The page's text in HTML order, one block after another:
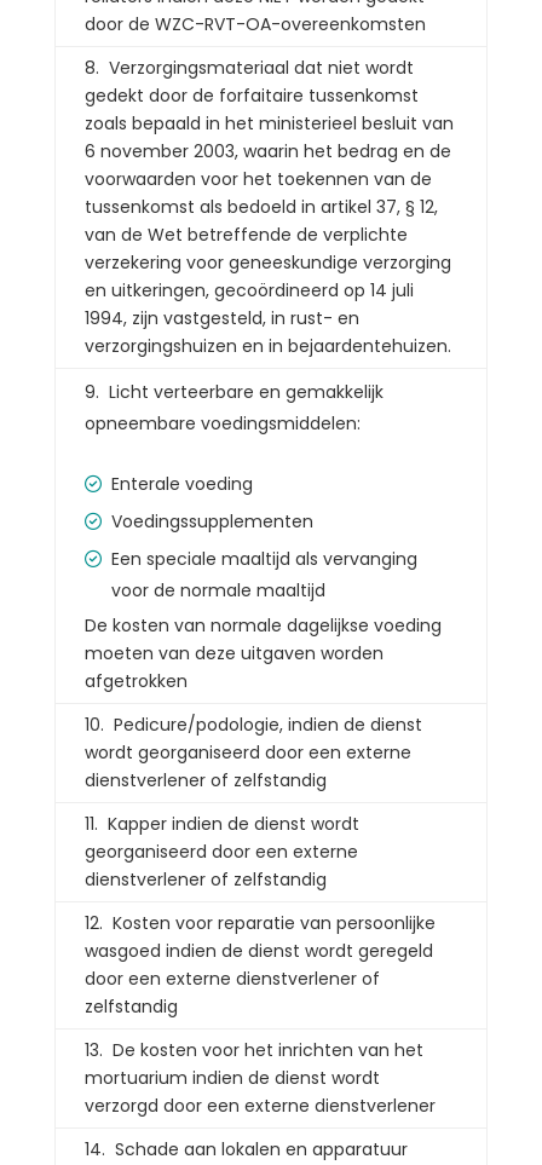
door de WZC-RVT-OA-overeenkomsten
8. Verzorgingsmateriaal dat niet wordt
gedekt door de forfaitaire tussenkomst
zoals bepaald in het ministerieel besluit van
6 november 2003, waarin het bedrag en de
voorwaarden voor het toekennen van de
tussenkomst als bedoeld in artikel 37, § 12,
van de Wet betreffende de verplichte
verzekering voor geneeskundige verzorging
en uitkeringen, gecoördineerd op 14 juli
1994, zijn vastgesteld, in rust- en
verzorgingshuizen en in bejaardentehuizen.
Licht verteerbare en gemakkelijk
opneembare voedingsmiddelen:
Enterale voeding
Voedingssupplementen
Een speciale maaltijd als vervanging
voor de normale maaltijd
De kosten van normale dagelijkse voeding
moeten van deze uitgaven worden
afgetrokken
10. Pedicure/podologie, indien de dienst
wordt georganiseerd door een externe
dienstverlener of zelfstandig
11. Kapper indien de dienst wordt
georganiseerd door een externe
dienstverlener of zelfstandig
12. Kosten voor reparatie van persoonlijke
wasgoed indien de dienst wordt geregeld
door een externe dienstverlener of
zelfstandig
13. De kosten voor het inrichten van het
mortuarium indien de dienst wordt
verzorgd door een externe dienstverlener
14. Schade aan lokalen en apparatuur